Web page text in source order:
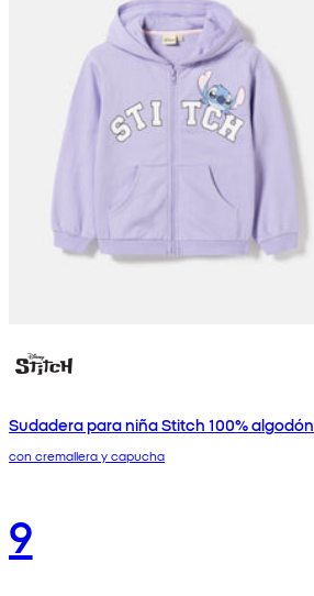
Sudadera para niña Stitch 100% algodón
con cremallera y capucha
9